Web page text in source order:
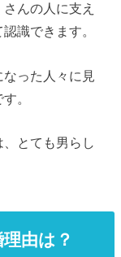
んの人に支え
識できます。
った人々に見
。
とても男らし
由は？